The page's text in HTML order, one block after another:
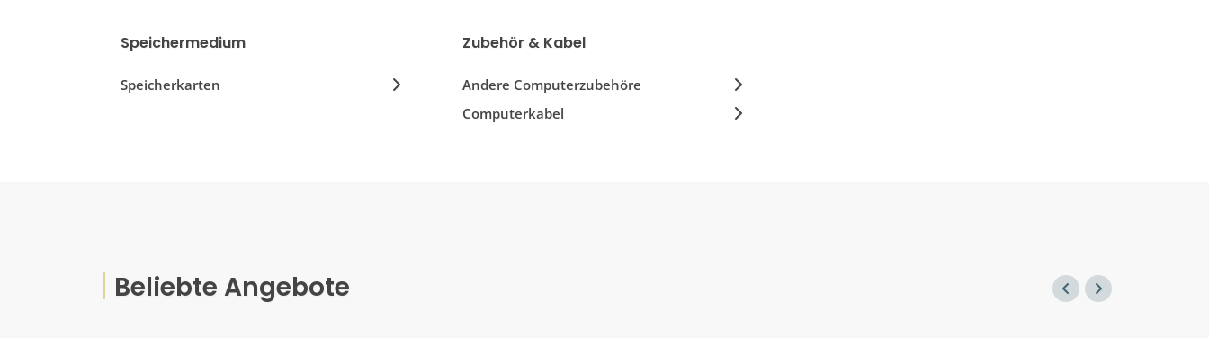
Speichermedium
Speicherkarten
Zubehör & Kabel
Andere Computerzubehöre
Computerkabel
Beliebte Angebote